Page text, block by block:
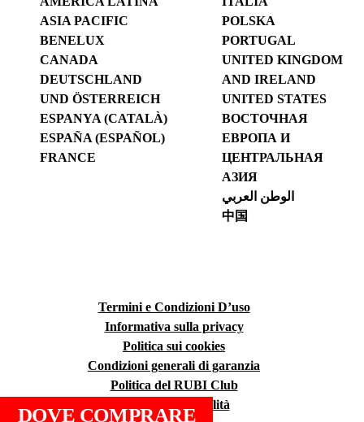
DOVE COMPRARE
ASIA PACIFIC
BENELUX
CANADA
DEUTSCHLAND
UND ÖSTERREICH
ESPANYA (CATALÀ)
ESPAÑA (ESPAÑOL)
FRANCE
POLSKA
PORTUGAL
UNITED KINGDOM
AND IRELAND
UNITED STATES
ВОСТОЧНАЯ
ЕВРОПА И
ЦЕНТРАЛЬНАЯ
АЗИЯ
الوطن العربي
中国
Termini e Condizioni D’uso
Informativa sulla privacy
Politica sui cookies
Condizioni generali di garanzia
Politica del RUBI Club
Politica della qualità